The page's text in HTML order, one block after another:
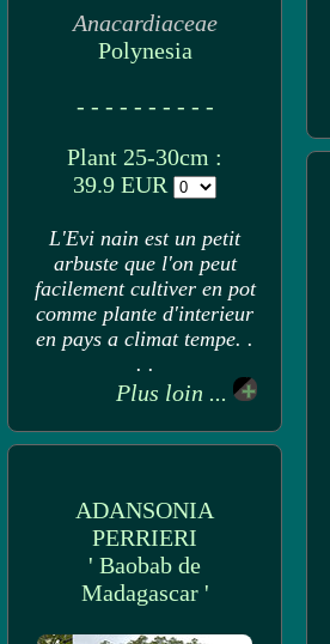
Anacardiaceae
Polynesia
- - - - - - - - - -
Plant 25-30cm :
39.9 EUR
L'Evi nain est un petit
arbuste que l'on peut
facilement cultiver en pot
comme plante d'interieur
en pays a climat tempe. .
. .
Plus loin ...
ADANSONIA
PERRIERI
' Baobab de
Madagascar '